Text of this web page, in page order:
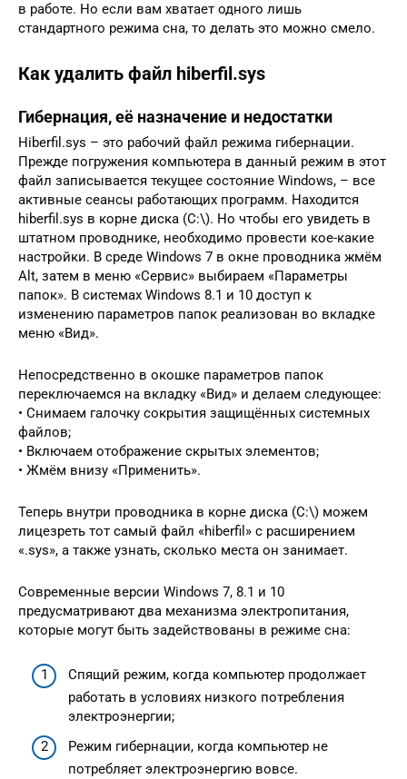
в работе. Но если вам хватает одного лишь
стандартного режима сна, то делать это можно смело.
Как удалить файл hiberfil.sys
Гибернация, её назначение и недостатки
Hiberfil.sys – это рабочий файл режима гибернации.
Прежде погружения компьютера в данный режим в этот
файл записывается текущее состояние Windows, – все
активные сеансы работающих программ. Находится
hiberfil.sys в корне диска (C:\). Но чтобы его увидеть в
штатном проводнике, необходимо провести кое-какие
настройки. В среде Windows 7 в окне проводника жмём
Alt, затем в меню «Сервис» выбираем «Параметры
папок». В системах Windows 8.1 и 10 доступ к
изменению параметров папок реализован во вкладке
меню «Вид».
Непосредственно в окошке параметров папок
переключаемся на вкладку «Вид» и делаем следующее:
• Снимаем галочку сокрытия защищённых системных
файлов;
• Включаем отображение скрытых элементов;
• Жмём внизу «Применить».
Теперь внутри проводника в корне диска (C:\) можем
лицезреть тот самый файл «hiberfil» с расширением
«.sys», а также узнать, сколько места он занимает.
Современные версии Windows 7, 8.1 и 10
предусматривают два механизма электропитания,
которые могут быть задействованы в режиме сна:
Спящий режим, когда компьютер продолжает
работать в условиях низкого потребления
электроэнергии;
Режим гибернации, когда компьютер не
потребляет электроэнергию вовсе.